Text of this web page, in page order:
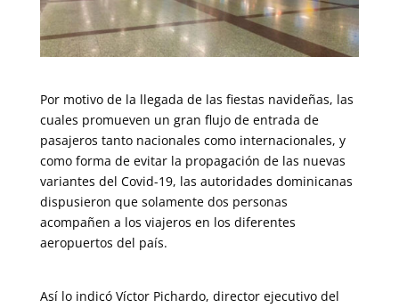
Por motivo de la llegada de las fiestas navideñas, las
cuales promueven un gran flujo de entrada de
pasajeros tanto nacionales como internacionales, y
como forma de evitar la propagación de las nuevas
variantes del Covid-19, las autoridades dominicanas
dispusieron que solamente dos personas
acompañen a los viajeros en los diferentes
aeropuertos del país.
Así lo indicó Víctor Pichardo, director ejecutivo del